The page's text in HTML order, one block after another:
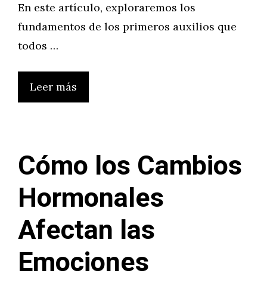
En este artículo, exploraremos los
fundamentos de los primeros auxilios que
todos …
Leer más
Cómo los Cambios
Hormonales
Afectan las
Emociones